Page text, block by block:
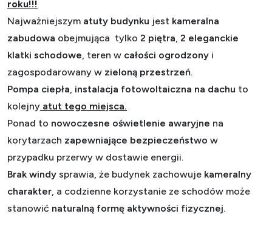
roku!!!
Najważniejszym atuty budynku jest kameralna
zabudowa obejmująca tylko 2 piętra 2 eleganckie
klatki schodowe , teren w całości ogrodzony i
zagospodarowany w zieloną przestrzeń.
Pompa ciepła instalacja fotowoltaiczna na dachu to
kolejny atut tego miejsca.
Ponad to nowoczesne oświetlenie awaryjne na
korytarzach zapewniające bezpieczeństwo w
przypadku przerwy w dostawie energii.
Brak windy sprawia, że budynek zachowuje kameralny
charakter , a codzienne korzystanie ze schodów może
stanowić naturalną formę aktywności fizycznej.